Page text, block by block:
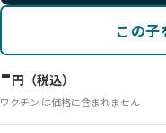
この子
-円（税込）
ワクチン は価格に含まれません